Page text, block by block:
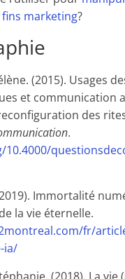
marketing?
(2015). ‪Usages
et communication
des
.
Immortalité
la vie éternelle.
fr/
ia/